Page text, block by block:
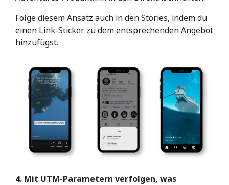
Folge diesem Ansatz auch in den Stories, indem du
einen Link-Sticker zu dem entsprechenden Angebot
hinzufügst.
4. Mit UTM-Parametern verfolgen, was